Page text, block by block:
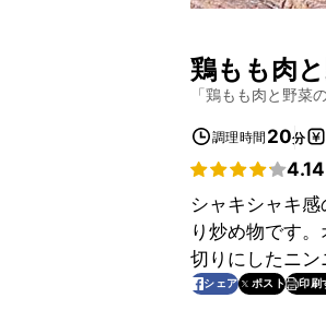
鶏もも肉
「鶏もも肉と野菜
調理時間 20分
4.14
シャキシャキ
り炒め物です
切りにしたニン
シェア ポスト 印刷